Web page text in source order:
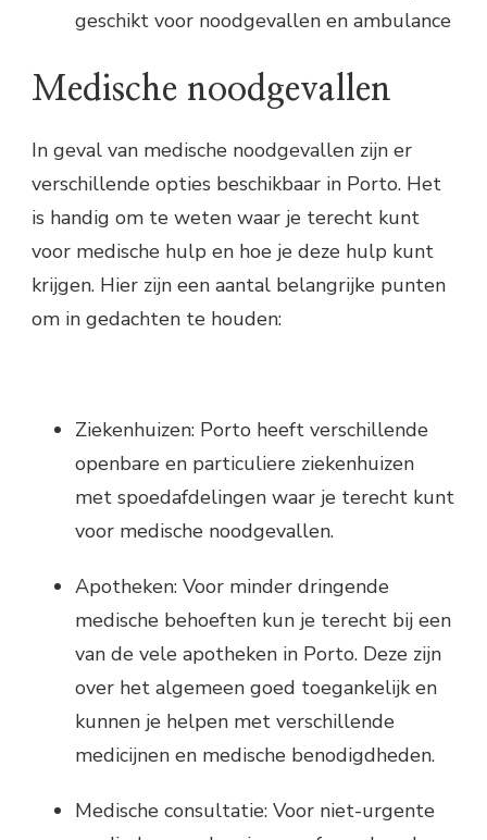
geschikt voor noodgevallen en ambulance
Medische noodgevallen
In geval van medische noodgevallen zijn er
verschillende opties beschikbaar in Porto. Het
is handig om te weten waar je terecht kunt
voor medische hulp en hoe je deze hulp kunt
krijgen. Hier zijn een aantal belangrijke punten
om in gedachten te houden:
Ziekenhuizen: Porto heeft verschillende
openbare en particuliere ziekenhuizen
met spoedafdelingen waar je terecht kunt
voor medische noodgevallen.
Apotheken: Voor minder dringende
medische behoeften kun je terecht bij een
van de vele apotheken in Porto. Deze zijn
over het algemeen goed toegankelijk en
kunnen je helpen met verschillende
medicijnen en medische benodigdheden.
Medische consultatie: Voor niet-urgente